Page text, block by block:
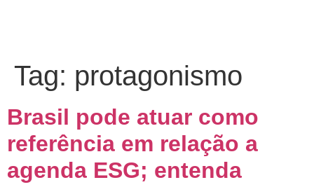
Tag: protagonismo
Brasil pode atuar como
referência em relação a
agenda ESG; entenda